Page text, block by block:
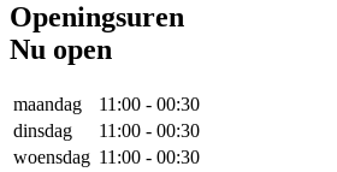
Openingsuren
Nu open
maandag 11:00 - 00:30
dinsdag
11:00 - 00:30
woensdag 11:00 - 00:30